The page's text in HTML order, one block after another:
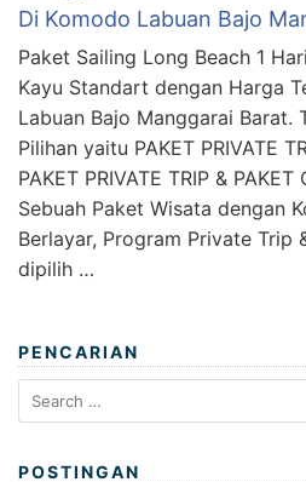
Di Komodo Labuan Bajo
Paket Sailing Long Beach 1
Kayu Standart dengan Harga
Labuan Bajo Manggarai Barat.
Pilihan yaitu PAKET PRIVATE
PAKET PRIVATE TRIP &
Sebuah Paket Wisata dengan
Berlayar, Program Private Trip
dipilih …
PENCARIAN
Search
for:
POSTINGAN